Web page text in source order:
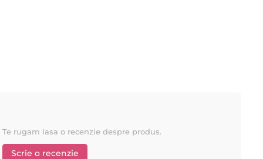
Te rugam lasa o recenzie despre produs.
Scrie o recenzie